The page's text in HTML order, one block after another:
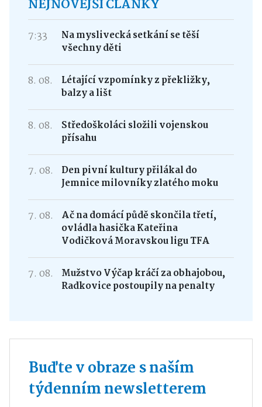
NEJNOVĚJŠÍ ČLÁNKY
7:33
Na myslivecká setkání se těší
všechny děti
8. 08.
Létající vzpomínky z překližky,
balzy a lišt
8. 08.
Středoškoláci složili vojenskou
přísahu
7. 08.
Den pivní kultury přilákal do
Jemnice milovníky zlatého moku
7. 08.
Ač na domácí půdě skončila třetí,
ovládla hasička Kateřina
Vodičková Moravskou ligu TFA
7. 08.
Mužstvo Výčap kráčí za obhajobou,
Radkovice postoupily na penalty
Buďte v obraze s naším
týdenním newsletterem